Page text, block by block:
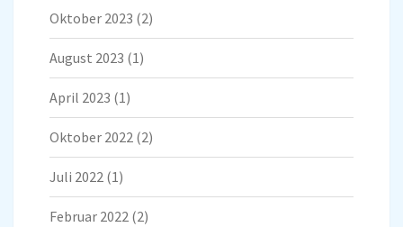
Oktober 2023 (2)
August 2023 (1)
April 2023 (1)
Oktober 2022 (2)
Juli 2022 (1)
Februar 2022 (2)